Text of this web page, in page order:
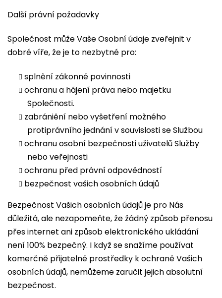
Další právní požadavky
Společnost může Vaše Osobní údaje zveřejnit v
dobré víře, že je to nezbytné pro:
splnění zákonné povinnosti
ochranu a hájení práva nebo majetku
Společnosti.
zabrániění nebo vyšetření možného
protiprávního jednání v souvislosti se Službou
ochranu osobní bezpečnosti uživatelů Služby
nebo veřejnosti
ochranu před právní odpovědností
bezpečnost vašich osobních údajů
Bezpečnost Vašich osobních údajů je pro Nás
důležitá, ale nezapomeňte, že žádný způsob přenosu
přes internet ani způsob elektronického ukládání
není 100% bezpečný. I když se snažíme používat
komerčně přijatelné prostředky k ochraně Vašich
osobních údajů, nemůžeme zaručit jejich absolutní
bezpečnost.